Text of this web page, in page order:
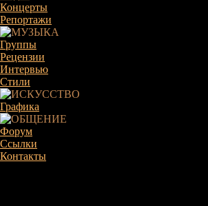
Концерты
Репортажи
Группы
Рецензии
Интервью
Стили
Графика
Форум
Ссылки
Контакты